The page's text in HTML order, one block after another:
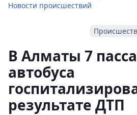
Новости происшествий
В Алматы 7
автобуса
результате ДТП